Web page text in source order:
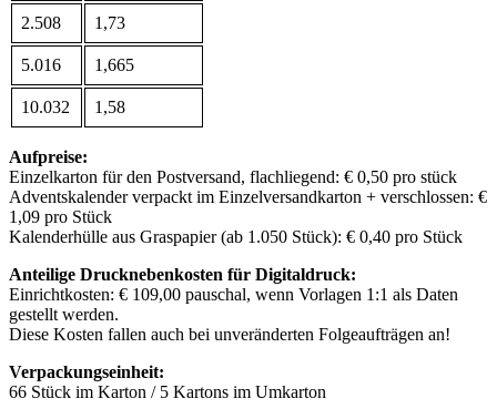
2.508 1,73
5.016 1,665
10.032 1,58
Aufpreise:
Einzelkarton für den Postversand, flachliegend: € 0,50 pro stück
Adventskalender verpackt im Einzelversandkarton + verschlossen: €
1,09 pro Stück
Kalenderhülle aus Graspapier (ab 1.050 Stück): € 0,40 pro Stück
Anteilige Drucknebenkosten für Digitaldruck:
Einrichtkosten: € 109,00 pauschal, wenn Vorlagen 1:1 als Daten
gestellt werden.
Diese Kosten fallen auch bei unveränderten Folgeaufträgen an!
Verpackungseinheit:
66 Stück im Karton / 5 Kartons im Umkarton